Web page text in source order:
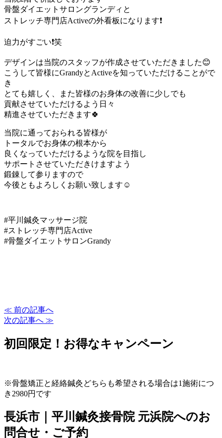
骨盤ダイエットサロングランディと
ストレッチ専門店Activeの外看板になります❗️
迫力がすごい❗️笑
デザインは当院のスタッフが作成させていただきました😊
こうして皆様にGrandyとActiveを知っていただけることがで
き
とても嬉しく、また皆様のお身体の改善に少しでも
貢献させていただけるよう日々
精進させていただきます🍀
当院に通っておられる皆様が
トータルでお身体の根本から
良くなっていただけるような院を目指し
サポートさせていただきけますよう
鍛錬して参りますので
今後ともよろしくお願い致します☺️
#平川鍼灸マッサージ院
#ストレッチ専門店Active
#骨盤ダイエットサロンGrandy
≪ 前の記事へ
次の記事へ ≫
初回限定！お得なキャンペーン
※骨盤矯正と経絡鍼灸どちらも希望される場合は1施術につ
き2980円です
長浜市｜平川鍼灸接骨院 元浜院へのお
問合せ・ご予約